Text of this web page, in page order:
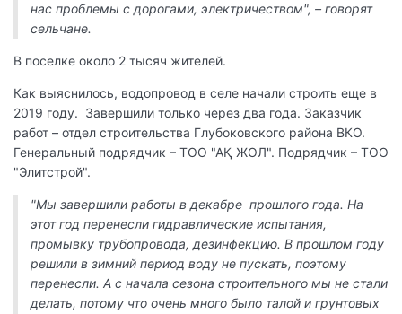
нас проблемы с дорогами, электричеством", – говорят
сельчане.
В поселке около 2 тысяч жителей.
Как выяснилось, водопровод в селе начали строить еще в
2019 году. Завершили только через два года. Заказчик
работ – отдел строительства Глубоковского района ВКО.
Генеральный подрядчик – ТОО "АҚ ЖОЛ". Подрядчик – ТОО
"Элитстрой".
"Мы завершили работы в декабре прошлого года. На
этот год перенесли гидравлические испытания,
промывку трубопровода, дезинфекцию. В прошлом году
решили в зимний период воду не пускать, поэтому
перенесли. А с начала сезона строительного мы не стали
делать, потому что очень много было талой и грунтовых